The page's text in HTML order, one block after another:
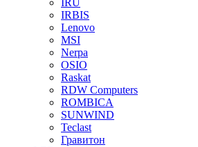
IRU
IRBIS
Lenovo
MSI
Nerpa
OSIO
Raskat
RDW Computers
ROMBICA
SUNWIND
Teclast
Гравитон